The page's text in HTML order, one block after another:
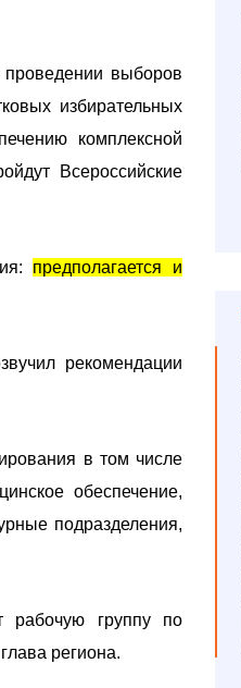
выборов
избирательных
комплексной
Всероссийские
предполагается и
рекомендации
в том числе
обеспечение,
подразделения,
рабочую группу по
региона.